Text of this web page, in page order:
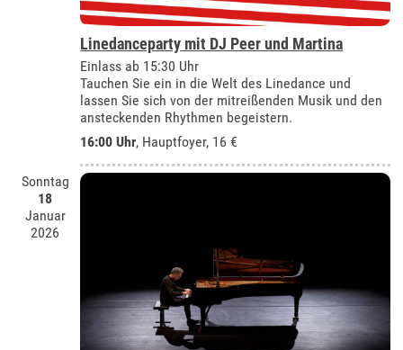
Linedanceparty mit DJ Peer und Martina
Einlass ab 15:30 Uhr
Tauchen Sie ein in die Welt des Linedance und
lassen Sie sich von der mitreißenden Musik und den
ansteckenden Rhythmen begeistern.
16:00 Uhr, Hauptfoyer, 16 €
Sonntag
18
Januar
2026